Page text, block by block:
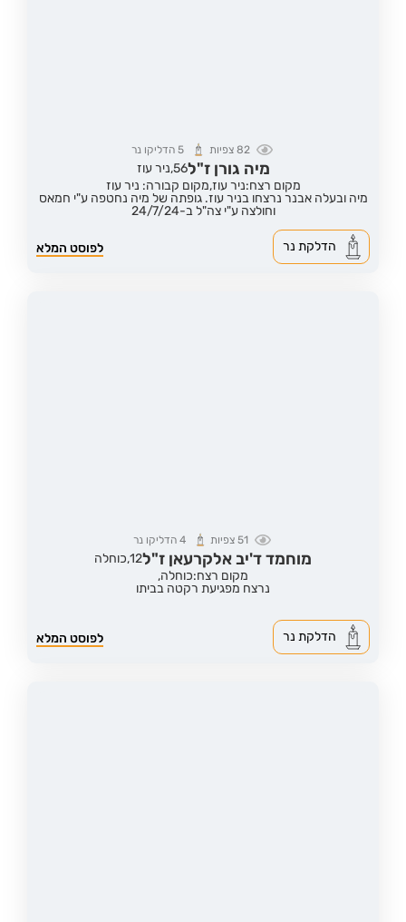
82 צפיות 5הדליקו נר
מיה גורן ז"ל56, ניר עוז
מקום רצח:ניר עוז,מקום קבורה: ניר עוז
מיה ובעלה אבנר נרצחו בניר עוז. גופתה של מיה נחטפה ע"י חמאס
וחולצה ע"י צה"ל ב-24/7/24
לפוסט המלא הדלקת נר
51צפיות 4 הדליקו נר
מוחמד ד'יב אלקרעאן ז"ל12, כוחלה
מקום רצח:כוחלה,
נרצח מפגיעת רקטה בביתו
לפוסט המלא הדלקת נר